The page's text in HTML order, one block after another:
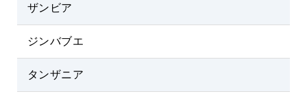
ザンビア
ジンバブエ
タンザニア